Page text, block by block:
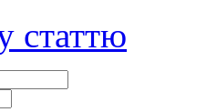
статтю